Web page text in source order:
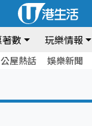
數 玩樂情報
公屋熱話 娛樂新聞